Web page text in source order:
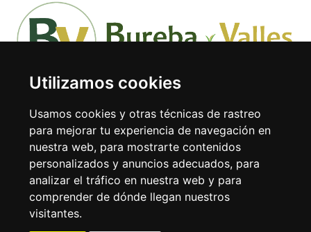
Utilizamos cookies
Usamos cookies y otras técnicas de rastreo
para mejorar tu experiencia de navegación en
nuestra web, para mostrarte contenidos
personalizados y anuncios adecuados, para
analizar el tráfico en nuestra web y para
comprender de dónde llegan nuestros
visitantes.
Avda. Doctor Rodríguez de la Fuente 1-1º 09240 Briviesca
(Burgos)
Tel: 947 59 38 31